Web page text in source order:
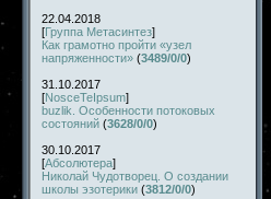
22.04.2018
[Группа Метасинтез]
Как грамотно пройти «узел
напряженности» (3489/0/0)
31.10.2017
[NosceTeIpsum]
buzlik. Особенности потоковых
состояний (3628/0/0)
30.10.2017
[Абсолютера]
Николай Чудотворец. О создании
школы эзотерики (3812/0/0)